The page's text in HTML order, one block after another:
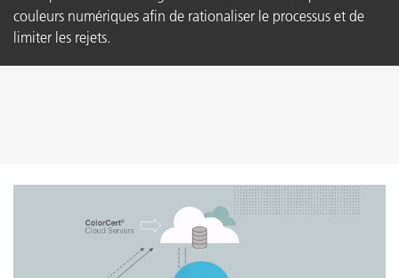
couleurs numériques afin de rationaliser le processus et de
limiter les rejets.